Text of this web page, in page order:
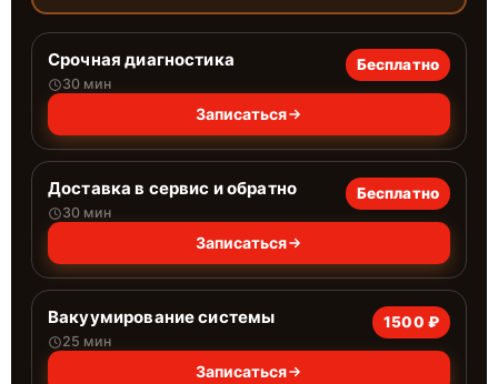
Срочная диагностика
30 мин
Бесплатно
Записаться
Доставка в сервис и обратно
30 мин
Бесплатно
Записаться
Вакуумирование системы
25 мин
1500 ₽
Записаться